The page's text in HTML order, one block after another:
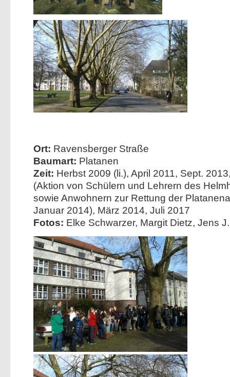
Ort: Ravensberger Straße
Baumart: Platanen
Zeit: Herbst 2009 (li.), April 2011, Sept.
(Aktion von Schülern und Lehrern des
sowie Anwohnern zur Rettung der
Januar 2014), März 2014, Juli 2017
Fotos: Elke Schwarzer, Margit Dietz, Jens